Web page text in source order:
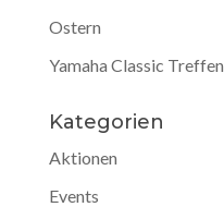
Ostern
Yamaha Classic Treffen
Kategorien
Aktionen
Events